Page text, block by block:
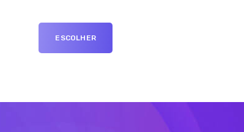
ESCOLHER